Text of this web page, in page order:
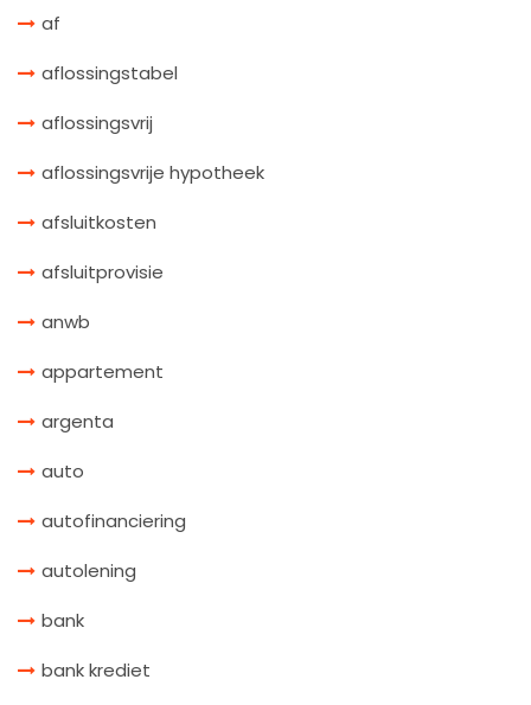
af
aflossingstabel
aflossingsvrij
aflossingsvrije hypotheek
afsluitkosten
afsluitprovisie
anwb
appartement
argenta
auto
autofinanciering
autolening
bank
bank krediet